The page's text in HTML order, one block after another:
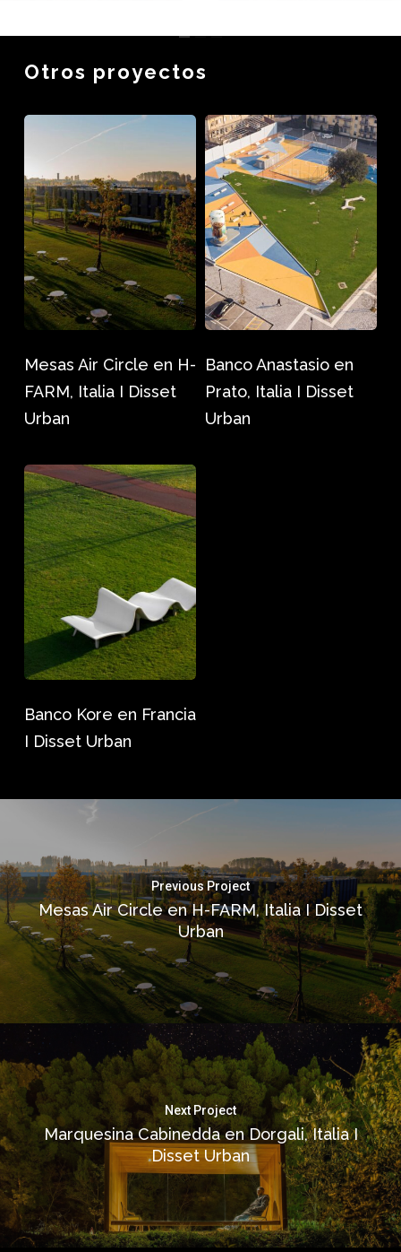
Otros proyectos
Circle
en
H-
FARM,
Italia
I
Urban
Mesas Air Circle en H-
FARM, Italia I Disset
Urban
Banco
Anastasio
en
Prato,
Italia
I
Disset
Urban
Banco Anastasio en
Prato, Italia I Disset
Urban
Banco
Kore
en
Francia
I
Disset
Urban
Banco Kore en Francia
I Disset Urban
Previous Project
Mesas Air Circle en H-FARM, Italia I Disset
Urban
Next Project
Marquesina Cabinedda en Dorgali, Italia I
Disset Urban